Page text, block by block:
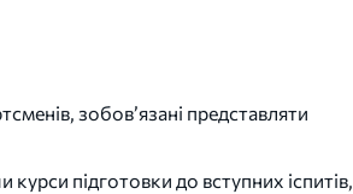
зобов’язані представляти
підготовки до вступних іспитів,